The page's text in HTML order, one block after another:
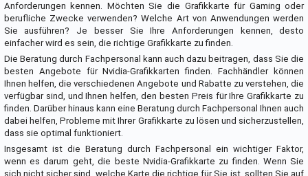
Anforderungen kennen. Möchten Sie die Grafikkarte für Gaming oder
berufliche Zwecke verwenden? Welche Art von Anwendungen werden
Sie ausführen? Je besser Sie Ihre Anforderungen kennen, desto
einfacher wird es sein, die richtige Grafikkarte zu finden.
Die Beratung durch Fachpersonal kann auch dazu beitragen, dass Sie die
besten Angebote für Nvidia-Grafikkarten finden. Fachhändler können
Ihnen helfen, die verschiedenen Angebote und Rabatte zu verstehen, die
verfügbar sind, und Ihnen helfen, den besten Preis für Ihre Grafikkarte zu
finden. Darüber hinaus kann eine Beratung durch Fachpersonal Ihnen auch
dabei helfen, Probleme mit Ihrer Grafikkarte zu lösen und sicherzustellen,
dass sie optimal funktioniert.
Insgesamt ist die Beratung durch Fachpersonal ein wichtiger Faktor,
wenn es darum geht, die beste Nvidia-Grafikkarte zu finden. Wenn Sie
sich nicht sicher sind, welche Karte die richtige für Sie ist, sollten Sie auf